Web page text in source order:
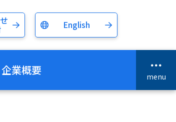
English
menu
企業概要